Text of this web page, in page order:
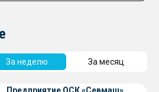
За неделю За месяц